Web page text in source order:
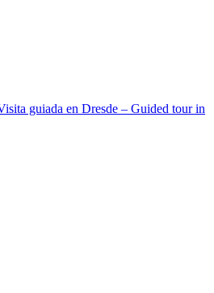
guiada en Dresde – Guided tour in